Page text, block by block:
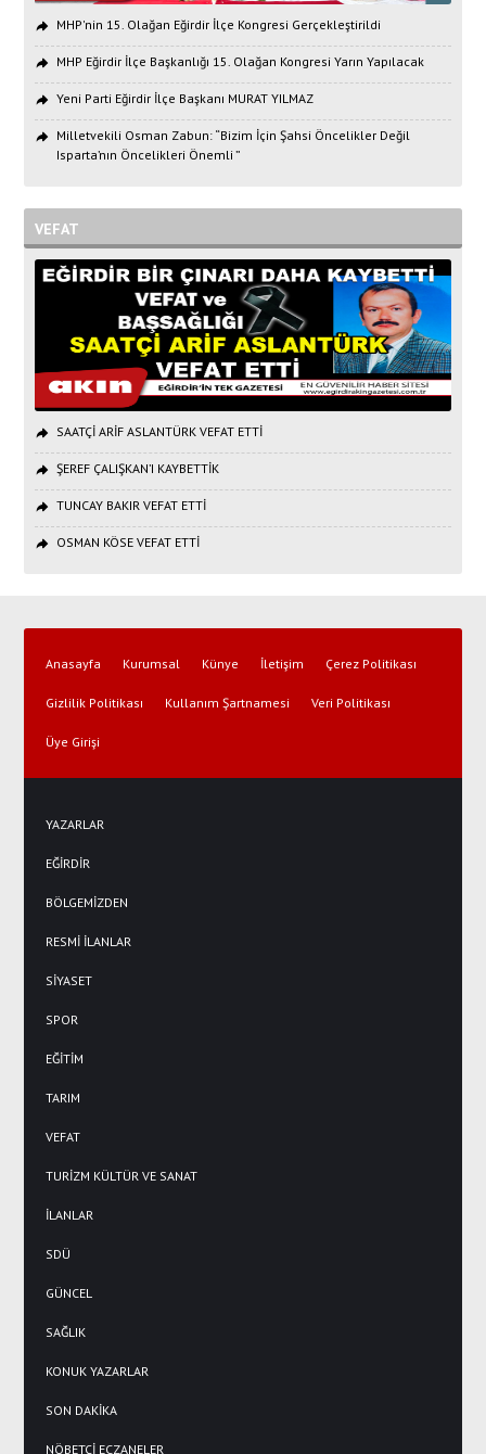
MHP'nin 15. Olağan Eğirdir İlçe Kongresi Gerçekleştirildi
MHP Eğirdir İlçe Başkanlığı 15. Olağan Kongresi Yarın Yapılacak
Yeni Parti Eğirdir İlçe Başkanı MURAT YILMAZ
Milletvekili Osman Zabun: “Bizim İçin Şahsi Öncelikler Değil
Isparta’nın Öncelikleri Önemli ”
VEFAT
SAATÇİ ARİF ASLANTÜRK VEFAT ETTİ
ŞEREF ÇALIŞKAN’I KAYBETTİK
TUNCAY BAKIR VEFAT ETTİ
OSMAN KÖSE VEFAT ETTİ
Anasayfa Kurumsal Künye İletişim Çerez Politikası
Gizlilik Politikası Kullanım Şartnamesi Veri Politikası
Üye Girişi
YAZARLAR
EĞİRDİR
BÖLGEMİZDEN
RESMİ İLANLAR
SİYASET
SPOR
EĞİTİM
TARIM
VEFAT
TURİZM KÜLTÜR VE SANAT
İLANLAR
SDÜ
GÜNCEL
SAĞLIK
KONUK YAZARLAR
SON DAKİKA
NÖBETÇİ ECZANELER